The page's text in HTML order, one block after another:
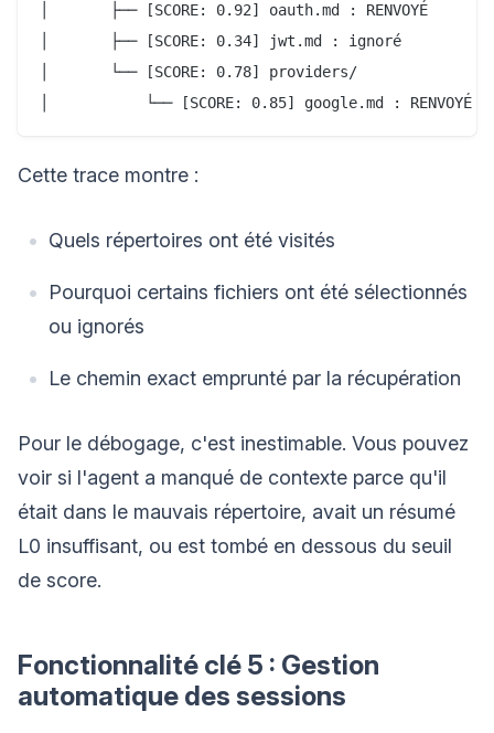
│       ├── [SCORE: 0.92] oauth.md : RENVOYÉ
│       ├── [SCORE: 0.34] jwt.md : ignoré
│       └── [SCORE: 0.78] providers/
Cette trace montre :
Quels répertoires ont été visités
Pourquoi certains fichiers ont été sélectionnés
ou ignorés
Le chemin exact emprunté par la récupération
Pour le débogage, c'est inestimable. Vous pouvez
voir si l'agent a manqué de contexte parce qu'il
était dans le mauvais répertoire, avait un résumé
L0 insuffisant, ou est tombé en dessous du seuil
de score.
Fonctionnalité clé 5 : Gestion
automatique des sessions